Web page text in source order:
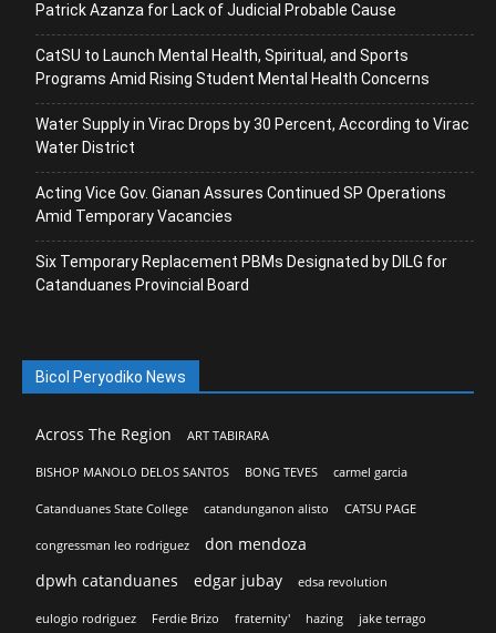
Patrick Azanza for Lack of Judicial Probable Cause
CatSU to Launch Mental Health, Spiritual, and Sports
Programs Amid Rising Student Mental Health Concerns
Water Supply in Virac Drops by 30 Percent, According to Virac
Water District
Acting Vice Gov. Gianan Assures Continued SP Operations
Amid Temporary Vacancies
Six Temporary Replacement PBMs Designated by DILG for
Catanduanes Provincial Board
Bicol Peryodiko News
Across The Region ART TABIRARA
BISHOP MANOLO DELOS SANTOS BONG TEVES carmel garcia
Catanduanes State College catandunganon alisto CATSU PAGE
congressman leo rodriguez
don mendoza
dpwh catanduanes
edgar jubay edsa revolution
eulogio rodriguez Ferdie Brizo fraternity' hazing jake terrago